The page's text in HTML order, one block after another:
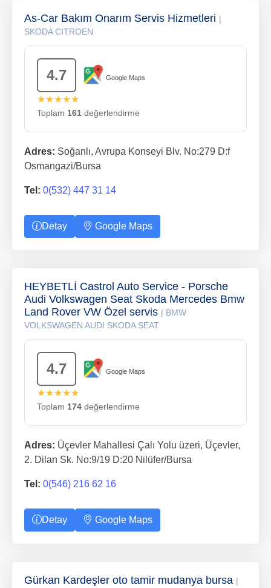
As-Car Bakım Onarım Servis Hizmetleri |
SKODA CITROEN
4.7 Google Maps
★★★★★
Toplam 161 değerlendirme
Adres: Soğanlı, Avrupa Konseyi Blv. No:279 D:f
Osmangazi/Bursa
Tel: 0(532) 447 31 14
Detay Google Maps
HEYBETLİ Castrol Auto Service - Porsche
Audi Volkswagen Seat Skoda Mercedes Bmw
Land Rover VW Özel servis | BMW
VOLKSWAGEN AUDI SKODA SEAT
4.7 Google Maps
★★★★★
Toplam 174 değerlendirme
Adres: Üçevler Mahallesi Çalı Yolu üzeri, Üçevler,
2. Dilan Sk. No:9/19 D:20 Nilüfer/Bursa
Tel: 0(546) 216 62 16
Detay Google Maps
Gürkan Kardeşler oto tamir mudanya bursa |